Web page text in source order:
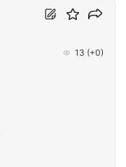
13 (+0)